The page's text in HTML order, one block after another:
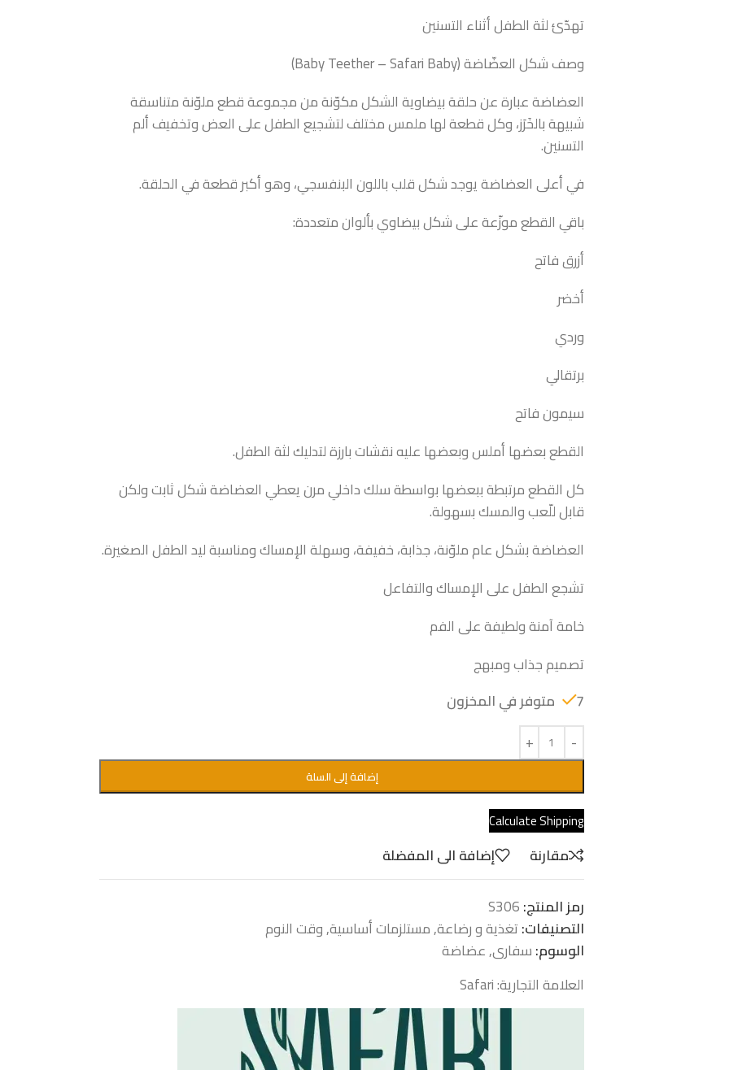
تهدّئ لثة الطفل أثناء التسنين
وصف شكل العضّاضة (Baby Teether – Safari Baby)
العضاضة عبارة عن حلقة بيضاوية الشكل مكوّنة من مجموعة قطع ملوّنة متناسقة
شبيهة بالخَرَز، وكل قطعة لها ملمس مختلف لتشجيع الطفل على العض وتخفيف ألم
التسنين.
في أعلى العضاضة يوجد شكل قلب باللون البنفسجي، وهو أكبر قطعة في الحلقة.
باقي القطع موزّعة على شكل بيضاوي بألوان متعددة:
أزرق فاتح
أخضر
وردي
برتقالي
سيمون فاتح
القطع بعضها أملس وبعضها عليه نقشات بارزة لتدليك لثة الطفل.
كل القطع مرتبطة ببعضها بواسطة سلك داخلي مرن يعطي العضاضة شكل ثابت ولكن
قابل للّعب والمسك بسهولة.
العضاضة بشكل عام ملوّنة، جذابة، خفيفة، وسهلة الإمساك ومناسبة ليد الطفل الصغيرة.
تشجع الطفل على الإمساك والتفاعل
خامة آمنة ولطيفة على الفم
تصميم جذاب ومبهج
7 متوفر في المخزون
إضافة إلى السلة
Calculate Shipping
مقارنة
إضافة الى المفضلة
رمز المنتج:S306
التصنيفات:تغذية و رضاعة,مستلزمات أساسية,وقت النوم
الوسوم:سفارى,عضاضة
العلامة التجارية:Safari